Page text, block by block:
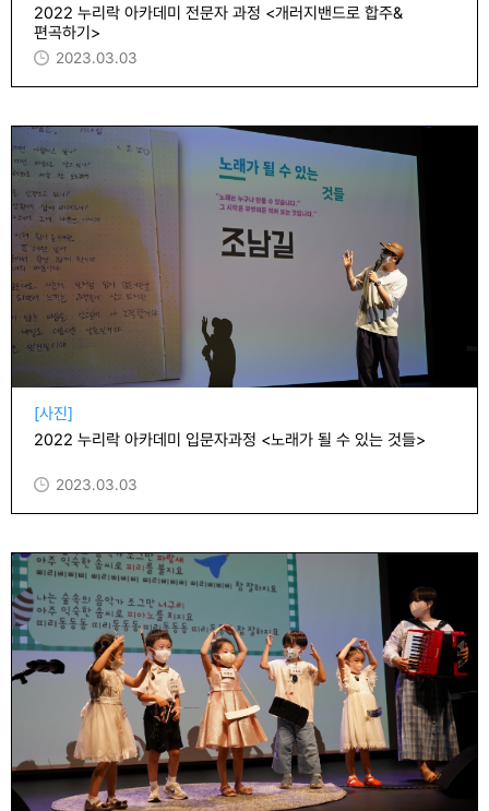
2022 누리락 아카데미 전문자 과정 <개러지밴드로 합주&
편곡하기>
2023.03.03
[사진]
2022 누리락 아카데미 입문자과정 <노래가 될 수 있는 것들>
2023.03.03